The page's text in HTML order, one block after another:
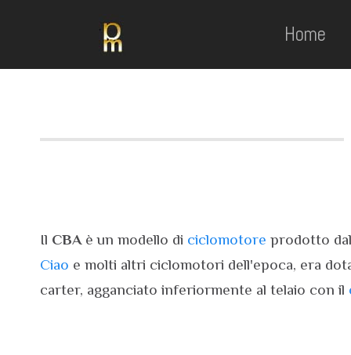
Home
Il CBAè un modello di ciclomotore prodotto
Ciao e molti altri ciclomotori dell'epoca, era
carter, agganciato inferiormente al telaio con il